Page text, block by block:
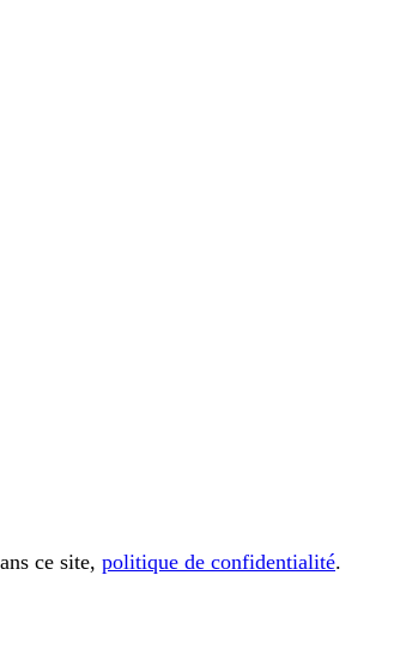
ce site, politique de confidentialité.